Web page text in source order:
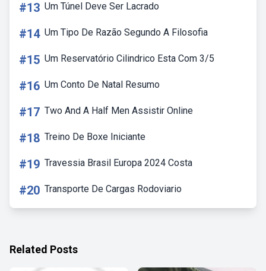
#13 Um Túnel Deve Ser Lacrado
#14 Um Tipo De Razão Segundo A Filosofia
#15 Um Reservatório Cilindrico Esta Com 3/5
#16 Um Conto De Natal Resumo
#17 Two And A Half Men Assistir Online
#18 Treino De Boxe Iniciante
#19 Travessia Brasil Europa 2024 Costa
#20 Transporte De Cargas Rodoviario
Related Posts